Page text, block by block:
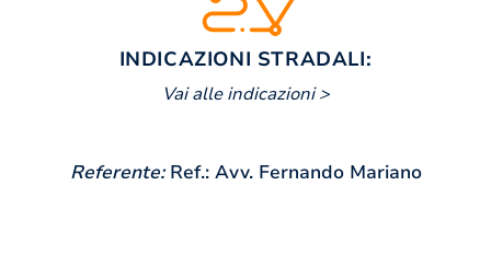
INDICAZIONI STRADALI:
Vai alle indicazioni >
Referente:Ref.: Avv. Fernando Mariano